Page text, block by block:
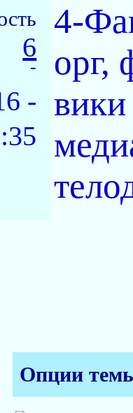
6
-
-
4-
орг,
Опции